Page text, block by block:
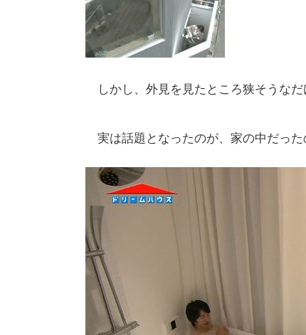
しかし、外見を見たところ狭そうな
実は話題となったのが、家の中だった